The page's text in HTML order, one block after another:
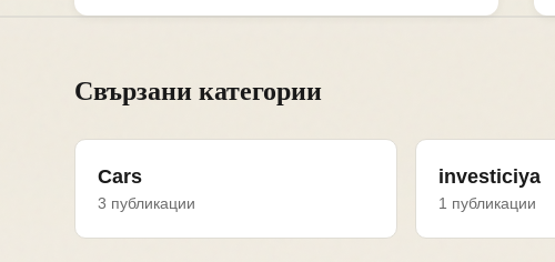
Свързани категории
Cars
3 публикации
investiciya
1 публикации